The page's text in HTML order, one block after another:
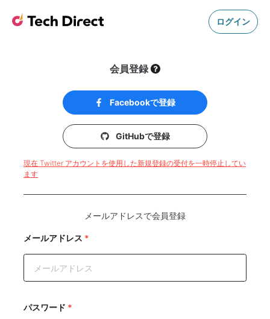
ログイン
会員登録
Facebookで登録
GitHubで登録
現在 Twitter アカウントを使用した新規登録の受付を一時停止してい
ます
メールアドレスで会員登録
メールアドレス *
パスワード *